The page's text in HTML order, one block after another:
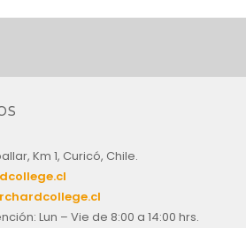
Km 1, Curicó, Chile.
Lun – Vie de 8:00 a 14:00 hrs.